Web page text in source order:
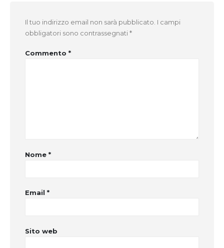
Il tuo indirizzo email non sarà pubblicato. I campi
obbligatori sono contrassegnati*
Commento *
Nome *
Email *
Sito web